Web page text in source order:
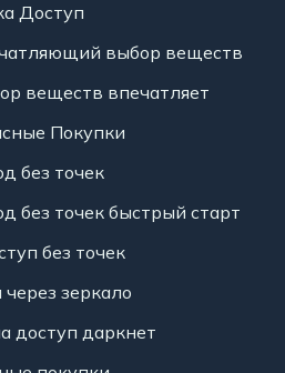
Доступ
выбор веществ
веществ впечатляет
Покупки
без точек
без точек быстрый старт
без точек
зеркало
доступ даркнет